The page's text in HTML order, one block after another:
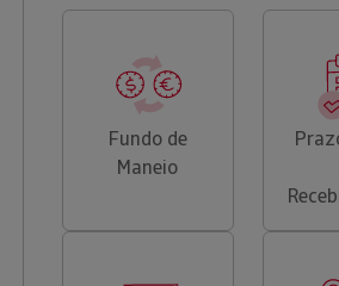
Fundo de
Maneio